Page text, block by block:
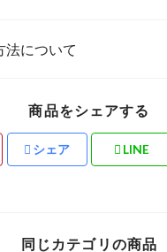
法について
商品をシェアする
シェア LINE
同じカテゴリの商品